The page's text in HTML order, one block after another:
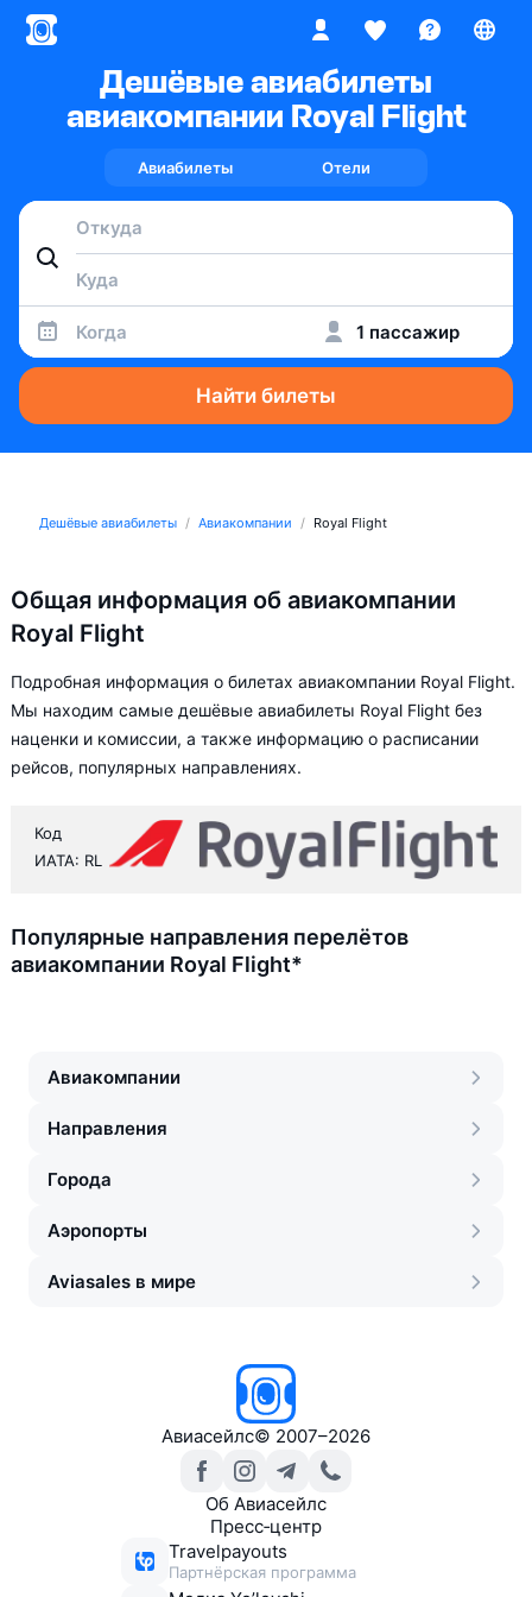
Дешёвые авиабилеты
авиакомпании Royal Flight
Авиабилеты Отели
Когда 1 пассажир
Найти билеты
Дешёвые авиабилеты Авиакомпании Royal Flight
Общая информация об авиакомпании
Royal Flight
Подробная информация о билетах авиакомпании Royal Flight.
Мы находим самые дешёвые авиабилеты Royal Flight без
наценки и комиссии, а также информацию о расписании
рейсов, популярных направлениях.
Код
ИАТА: RL
Популярные направления перелётов
авиакомпании Royal Flight*
Авиакомпании
Направления
Города
Аэропорты
Aviasales в мире
Авиасейлс© 2007–2026
Об Авиасейлс
Пресс‑центр
Travelpayouts
Партнёрская программа